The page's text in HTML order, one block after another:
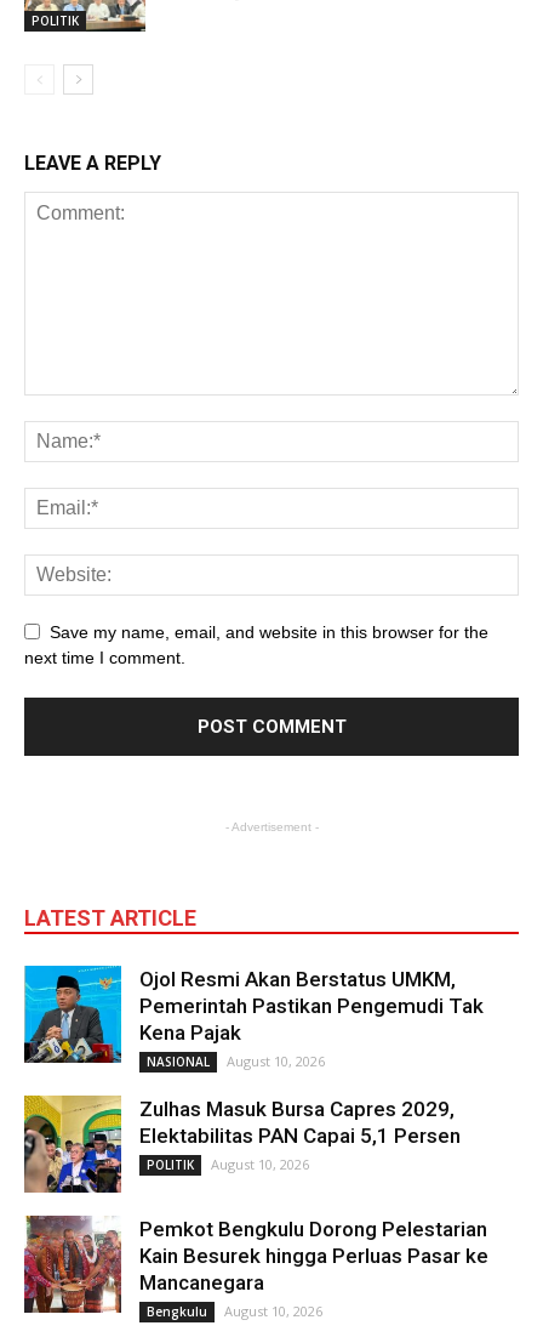
POLITIK
LEAVE A REPLY
Save my name, email, and website in this browser for the
next time I comment.
- Advertisement -
LATEST ARTICLE
Ojol Resmi Akan Berstatus UMKM,
Pemerintah Pastikan Pengemudi Tak
Kena Pajak
NASIONAL August 10, 2026
Zulhas Masuk Bursa Capres 2029,
Elektabilitas PAN Capai 5,1 Persen
POLITIK August 10, 2026
Pemkot Bengkulu Dorong Pelestarian
Kain Besurek hingga Perluas Pasar ke
Mancanegara
Bengkulu August 10, 2026